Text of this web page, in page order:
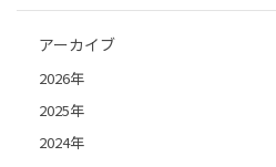
アーカイブ
2026年
2025年
2024年